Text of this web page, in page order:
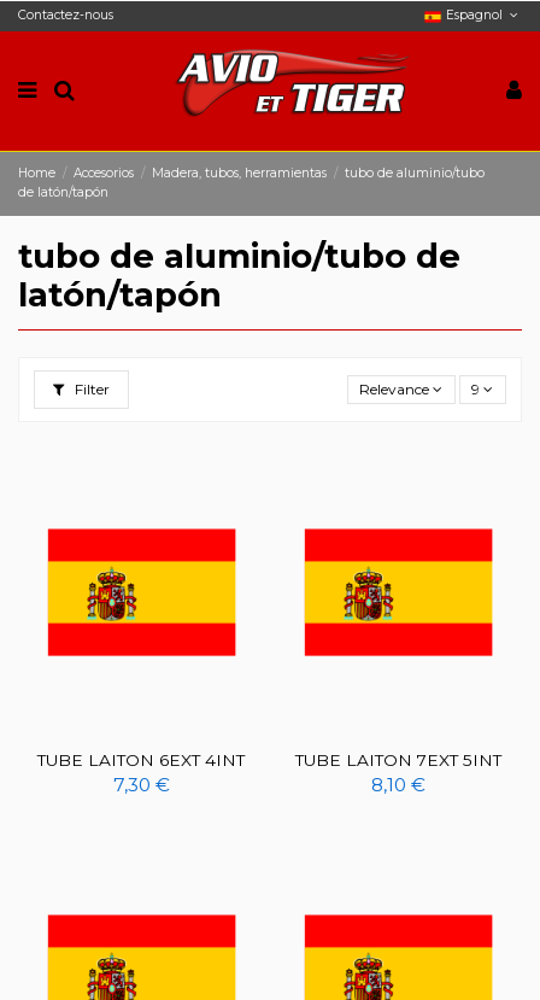
Contactez-nous Espagnol
Home Accesorios Madera, tubos, herramientas
tubo de aluminio/tubo
de latón/tapón
tubo de aluminio/tubo de
latón/tapón
Filter Relevance 9
TUBE LAITON 6EXT 4INT
7,30 €
TUBE LAITON 7EXT 5INT
8,10 €